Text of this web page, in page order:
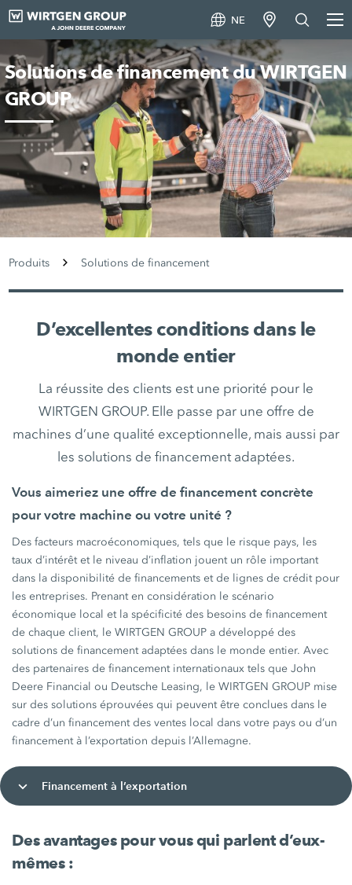
NE
Solutions de financement du WIRTGEN
GROUP
Produits Solutions de financement
D’excellentes conditions dans le
monde entier
La réussite des clients est une priorité pour le
WIRTGEN GROUP. Elle passe par une offre de
machines d’une qualité exceptionnelle, mais aussi par
les solutions de financement adaptées.
Vous aimeriez une offre de financement concrète
pour votre machine ou votre unité ?
Des facteurs macroéconomiques, tels que le risque pays, les
taux d’intérêt et le niveau d’inflation jouent un rôle important
dans la disponibilité de financements et de lignes de crédit pour
les entreprises. Prenant en considération le scénario
économique local et la spécificité des besoins de financement
de chaque client, le WIRTGEN GROUP a développé des
solutions de financement adaptées dans le monde entier. Avec
des partenaires de financement internationaux tels que John
Deere Financial ou Deutsche Leasing, le WIRTGEN GROUP mise
sur des solutions éprouvées qui peuvent être conclues dans le
cadre d’un financement des ventes local dans votre pays ou d’un
financement à l’exportation depuis l’Allemagne.
Financement à l’exportation
Des avantages pour vous qui parlent d’eux-
mêmes :